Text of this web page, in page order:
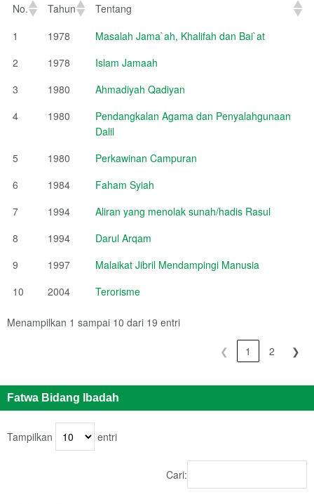
No. Tahun
Tentang
1
1978
Masalah Jama`ah, Khalifah dan Bai`at
2
1978
Islam Jamaah
3
1980
Ahmadiyah Qadiyan
4
1980
Pendangkalan Agama dan Penyalahgunaan
Dalil
5
1980
Perkawinan Campuran
6
1984
Faham Syiah
7
1994
Aliran yang menolak sunah/hadis Rasul
8
1994
Darul Arqam
9
1997
Malaikat Jibril Mendampingi Manusia
10
2004 Terorisme
Menampilkan 1 sampai 10 dari 19 entri
❮ 1 2 ❯
Fatwa Bidang Ibadah
Tampilkan entri
Cari: